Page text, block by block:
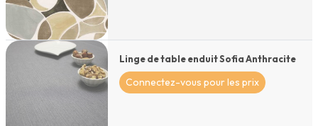
Linge de table enduit Sofia Anthracite
Connectez-vous pour les prix